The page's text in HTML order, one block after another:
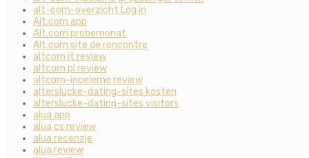
alt-com-overzicht Log in
Alt.com app
Alt.com probemonat
Alt.com site de rencontre
altcom it review
altcom pl review
altcom-inceleme review
alterslucke-dating-sites kosten
alterslucke-dating-sites visitors
alua app
alua cs review
alua recenzje
alua review